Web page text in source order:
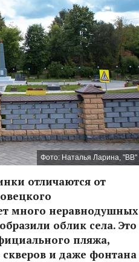
Фото: Наталья Ларина, "ВВ"
отличаются от
много неравнодушных
облик села. Это
пляжа,
и даже фонтана